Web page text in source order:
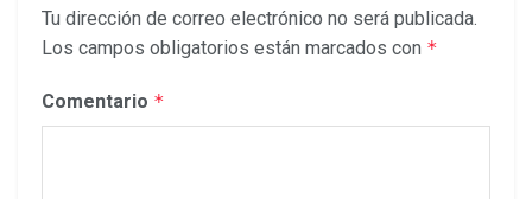
Tu dirección de correo electrónico no será publicada.
Los campos obligatorios están marcados con *
Comentario *